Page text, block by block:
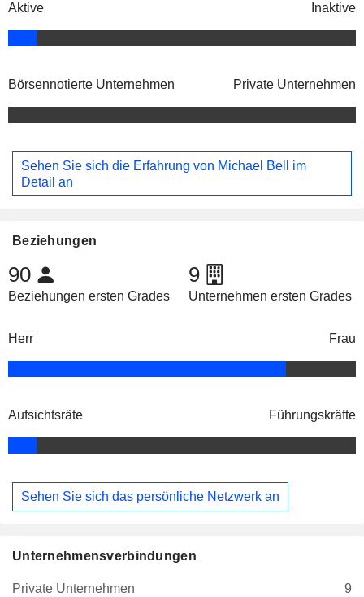
Aktive Inaktive
Börsennotierte Unternehmen Private Unternehmen
Sehen Sie sich die Erfahrung von Michael Bell im
Detail an
Beziehungen
90
Beziehungen ersten Grades
9
Unternehmen ersten Grades
Herr Frau
Aufsichtsräte Führungskräfte
Sehen Sie sich das persönliche Netzwerk an
Unternehmensverbindungen
Private Unternehmen
9